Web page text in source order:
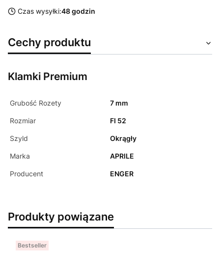
Czas wysyłki:48 godzin
Cechy produktu
Klamki Premium
Grubość Rozety 7 mm
Rozmiar FI 52
Szyld Okrągły
Marka APRILE
Producent ENGER
Produkty powiązane
Bestseller